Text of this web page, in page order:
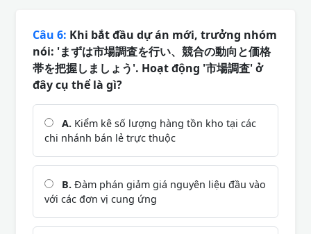
Câu 6: Khi bắt đầu dự án mới, trưởng nhóm
nói: 'まずは市場調査を行い、競合の動向と価格
帯を把握しましょう'. Hoạt động '市場調査' ở
đây cụ thể là gì?
A. Kiểm kê số lượng hàng tồn kho tại các
chi nhánh bán lẻ trực thuộc
B. Đàm phán giảm giá nguyên liệu đầu vào
với các đơn vị cung ứng